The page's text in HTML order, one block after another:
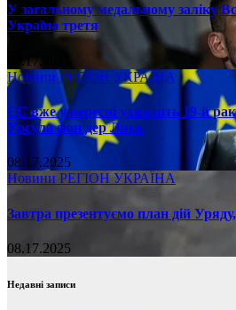
У загальному медальному заліку
Україна третя
08.17.2025
НовиниРЕГІОН УКРАЇНА
ЄС вже у вересні ухвалить 19-й
Урсула фон дер Ляєн
08.17.2025
Новини РЕГІОН УКРАЇНА
Завтра презентуємо план дій
08.17.2025
Недавні записи